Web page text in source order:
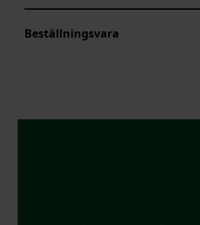
Beställningsvara